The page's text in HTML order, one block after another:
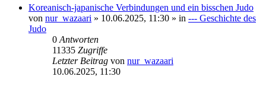
Koreanisch-japanische Verbindungen und ein bisschen Judo
von nur_wazaari » 10.06.2025, 11:30 » in --- Geschichte des
Judo
0 Antworten
11335 Zugriffe
Letzter Beitrag von nur_wazaari
10.06.2025, 11:30